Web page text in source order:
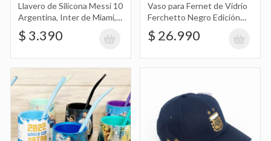
$ 7.729
Vaso con Tapa Diseño de Fútbol
Argentina
$ 1.445
Llavero de Silicona Messi 10
Argentina, Inter de Miami,
Mundial, Campeón del
Mundo, Copa, Traje, Bisht
$ 3.390
Vaso para Fernet de Vidrio
Ferchetto Negro Edición
Mundial Qatar 2022, Fútbol
Argentina Afa 800Ml
$ 26.990